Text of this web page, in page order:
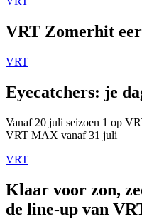
VRT Zomerhit
VRT
Eyecatchers: je
Vanaf 20 juli seizoen 1 op
VRT MAX vanaf 31 juli
VRT
Klaar voor zon,
de line-up van